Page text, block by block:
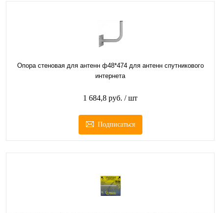
Опора стеновая для антенн ф48*474 для антенн спутникового
интернета
1 684,8 руб. / шт
Подписаться